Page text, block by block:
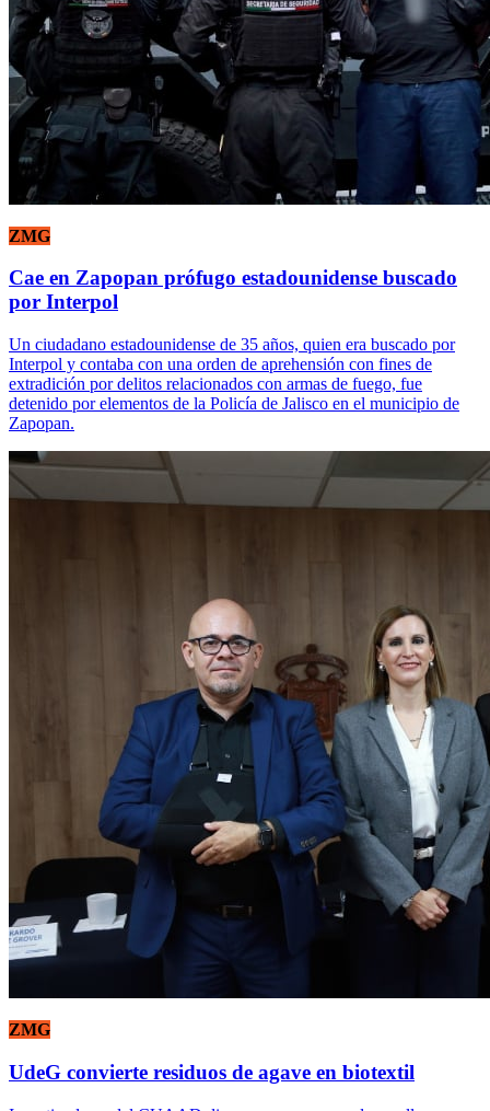
ZMG
Cae en Zapopan prófugo estadounidense buscado
por Interpol
Un ciudadano estadounidense de 35 años, quien era buscado por
Interpol y contaba con una orden de aprehensión con fines de
extradición por delitos relacionados con armas de fuego, fue
detenido por elementos de la Policía de Jalisco en el municipio de
Zapopan.
ZMG
UdeG convierte residuos de agave en biotextil